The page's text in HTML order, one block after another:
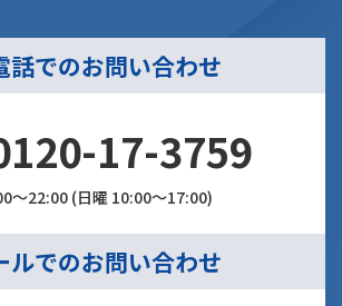
話でのお問い合わせ
17-3759
～22:00 (日曜 10:00～17:00)
ルでのお問い合わせ